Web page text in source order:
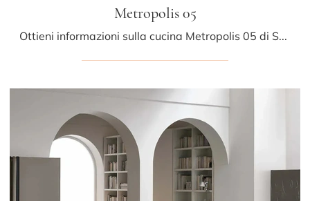
Metropolis 05
Ottieni informazioni sulla cucina Metropolis 05 di Stosa: questa soluzione in Pet sarà l'acquisto ideale per te!